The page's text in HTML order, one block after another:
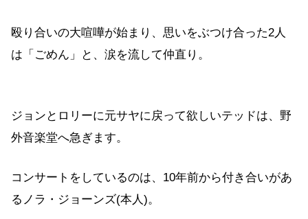
殴り合いの大喧嘩が始まり、思いをぶつけ合った2人
は「ごめん」と、涙を流して仲直り。
ジョンとロリーに元サヤに戻って欲しいテッドは、野
外音楽堂へ急ぎます。
コンサートをしているのは、10年前から付き合いがあ
るノラ・ジョーンズ(本人)。